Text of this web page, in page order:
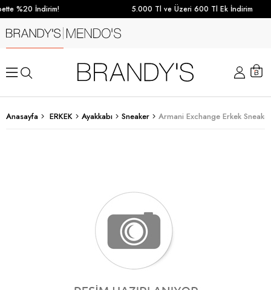
%20 İndirim! 5.000 Tl ve Üzeri 600 Tl Ek İndirim
Anasayfa ERKEK Ayakkabı Sneaker Armani Exchange Erkek